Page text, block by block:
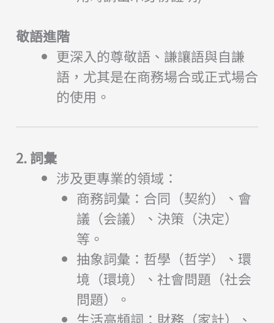
敬語進階
更深入的尊敬語、謙讓語與自謙
語，尤其是在商務場合或正式場合
的使用。
2. 詞彙
涉及更專業的領域：
商務詞彙：合同（契約）、會
議（会議）、決策（決定）
等。
抽象詞彙：哲學（哲学）、環
境（環境）、社會問題（社会
問題）。
生活高頻詞：財務（家計）、